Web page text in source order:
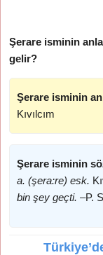
Şerare isminin
gelir?
Şerare isminin
Kıvılcım
Şerare isminin
a. (şera:re) esk.
bin şey geçti. –P.